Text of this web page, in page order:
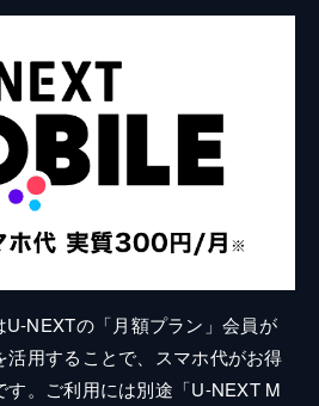
U-NEXTの「月額プラン」会員が
用することで、スマホ代がお得
す。ご利用には別途「U-NEXT M